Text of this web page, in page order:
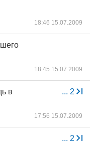
18:46 15.07.2009
18:45 15.07.2009
... 2
в
17:56 15.07.2009
... 2